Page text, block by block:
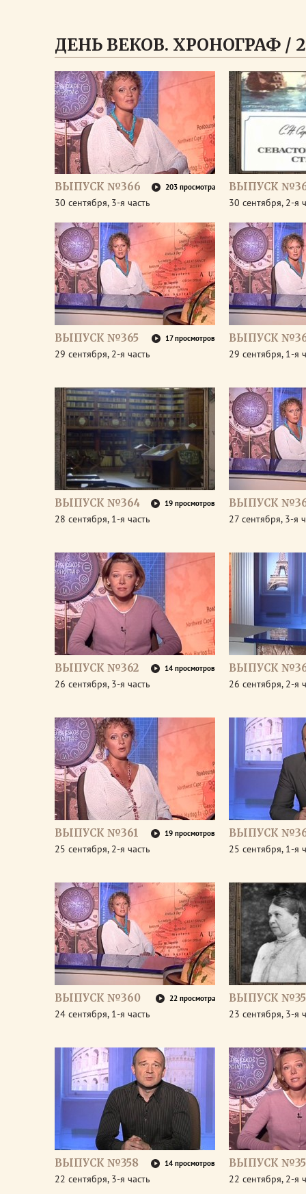
ДЕНЬ ВЕКОВ. ХРОНОГРАФ /
ВЫПУСК №366 203 просмотра
30 сентября, 3-я часть
ВЫПУСК
30 сентября, 2-я
ВЫПУСК №365 17 просмотров
29 сентября, 2-я часть
ВЫПУСК
29 сентября, 1-я
ВЫПУСК №364 19 просмотров
28 сентября, 1-я часть
ВЫПУСК
27 сентября, 3-я
ВЫПУСК №362 14 просмотров
26 сентября, 3-я часть
ВЫПУСК
26 сентября, 2-я
ВЫПУСК №361 19 просмотров
25 сентября, 2-я часть
ВЫПУСК
25 сентября, 1-я
ВЫПУСК №360 22 просмотра
24 сентября, 1-я часть
ВЫПУСК
23 сентября, 3-я
ВЫПУСК №358 14 просмотров
22 сентября, 3-я часть
ВЫПУСК
22 сентября, 2-я